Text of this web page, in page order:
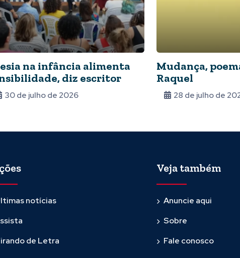
na infância alimenta
diz escritor
30 de julho de 2026
Mudança,
Raquel
28 de julho de
notícias
de Letra
Veja também
Anuncie aqui
Sobre
Fale conosco